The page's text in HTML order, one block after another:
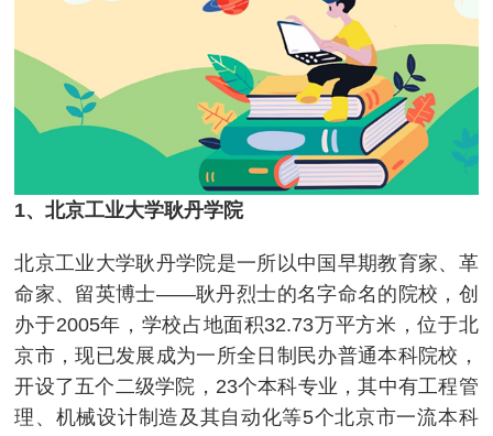
1、北京工业大学耿丹学院
北京工业大学耿丹学院是一所以中国早期教育家、革
命家、留英博士——耿丹烈士的名字命名的院校，创
办于2005年，学校占地面积32.73万平方米，位于北
京市，现已发展成为一所全日制民办普通本科院校，
开设了五个二级学院，23个本科专业，其中有工程管
理、机械设计制造及其自动化等5个北京市一流本科